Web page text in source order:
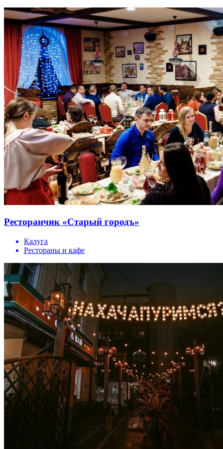
Ресторанчик «Старый городъ»
Калуга
Рестораны и кафе